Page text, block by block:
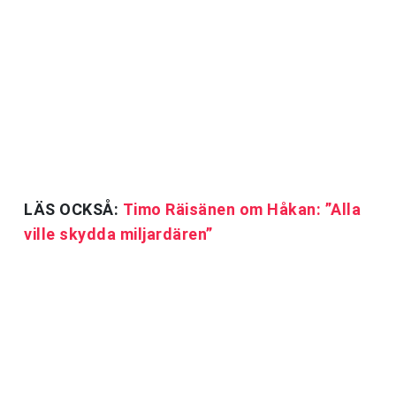
LÄS OCKSÅ: Timo Räisänen om Håkan: ”Alla
ville skydda miljardären”